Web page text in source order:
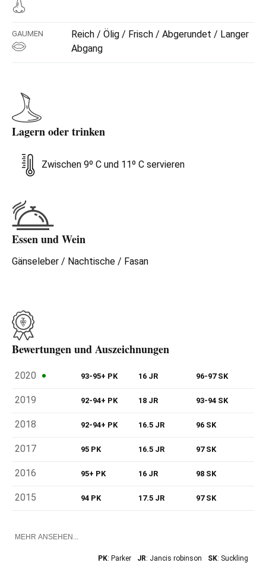
GAUMEN
Reich / Ölig / Frisch / Abgerundet / Langer
Abgang
Lagern oder trinken
Zwischen 9º C und 11º C servieren
Essen und Wein
Gänseleber / Nachtische / Fasan
Bewertungen und Auszeichnungen
2020 93-95+ PK 16 JR 96-97 SK
2019 92-94+ PK 18 JR 93-94 SK
2018 92-94+ PK 16.5 JR 96 SK
2017 95 PK 16.5 JR 97 SK
2016 95+ PK 16 JR 98 SK
2015 94 PK 17.5 JR 97 SK
MEHR ANSEHEN...
PK: Parker JR: Jancis robinson SK: Suckling